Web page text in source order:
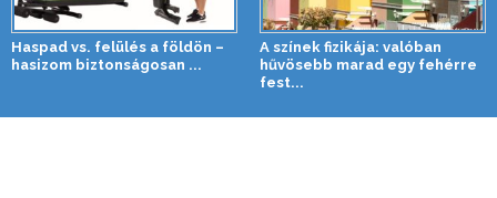
Haspad vs. felülés a földön –
hasizom biztonságosan ...
A színek fizikája: valóban
hűvösebb marad egy fehérre
fest...